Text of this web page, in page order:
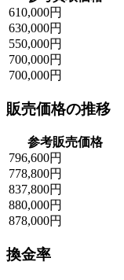
610,000円
630,000円
550,000円
700,000円
700,000円
販売価格の推移
参考販売価格
796,600円
778,800円
837,800円
880,000円
878,000円
換金率